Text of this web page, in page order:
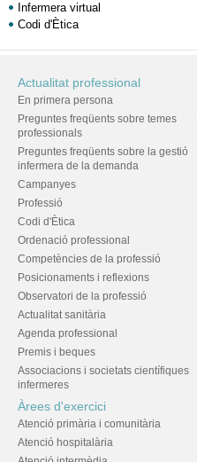
Infermera virtual
Codi d'Ètica
Actualitat professional
En primera persona
Preguntes freqüents sobre temes
professionals
Preguntes freqüents sobre la gestió
infermera de la demanda
Campanyes
Professió
Codi d'Ètica
Ordenació professional
Competències de la professió
Posicionaments i reflexions
Observatori de la professió
Actualitat sanitària
Agenda professional
Premis i beques
Associacions i societats científiques
infermeres
Àrees d'exercici
Atenció primària i comunitària
Atenció hospitalària